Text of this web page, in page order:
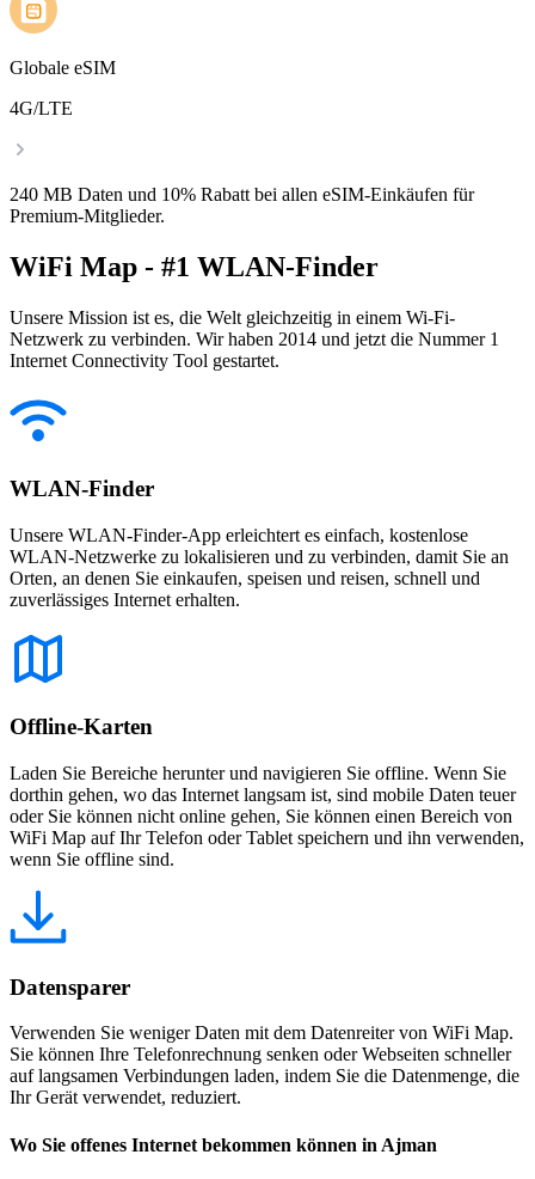
Globale eSIM
4G/LTE
240 MB Daten und 10% Rabatt bei allen eSIM-Einkäufen für
Premium-Mitglieder.
WiFi Map - #1 WLAN-Finder
Unsere Mission ist es, die Welt gleichzeitig in einem Wi-Fi-
Netzwerk zu verbinden. Wir haben 2014 und jetzt die Nummer 1
Internet Connectivity Tool gestartet.
WLAN-Finder
Unsere WLAN-Finder-App erleichtert es einfach, kostenlose
WLAN-Netzwerke zu lokalisieren und zu verbinden, damit Sie an
Orten, an denen Sie einkaufen, speisen und reisen, schnell und
zuverlässiges Internet erhalten.
Offline-Karten
Laden Sie Bereiche herunter und navigieren Sie offline. Wenn Sie
dorthin gehen, wo das Internet langsam ist, sind mobile Daten teuer
oder Sie können nicht online gehen, Sie können einen Bereich von
WiFi Map auf Ihr Telefon oder Tablet speichern und ihn verwenden,
wenn Sie offline sind.
Datensparer
Verwenden Sie weniger Daten mit dem Datenreiter von WiFi Map.
Sie können Ihre Telefonrechnung senken oder Webseiten schneller
auf langsamen Verbindungen laden, indem Sie die Datenmenge, die
Ihr Gerät verwendet, reduziert.
Wo Sie offenes Internet bekommen können in Ajman